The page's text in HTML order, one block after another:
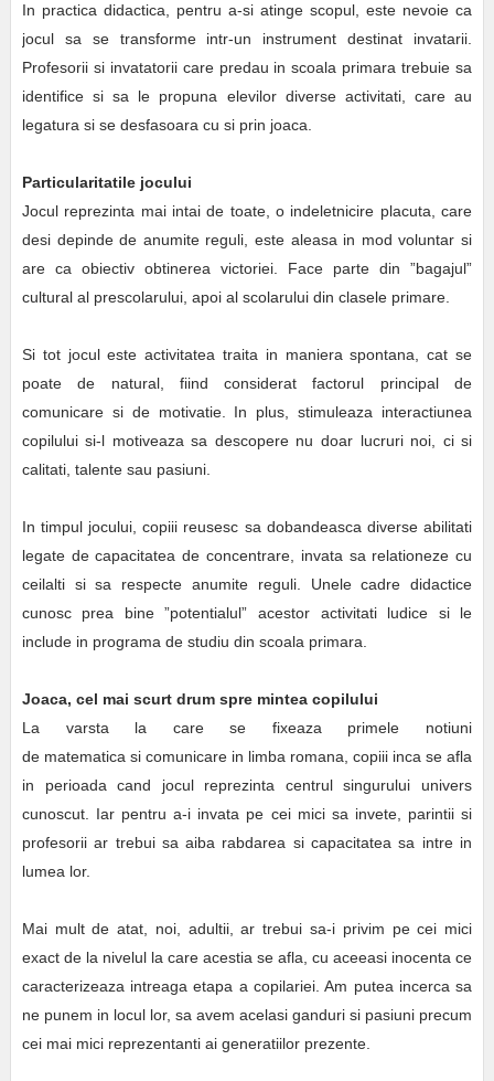
In practica didactica, pentru a-si atinge scopul, este nevoie ca
jocul sa se transforme intr-un instrument destinat invatarii.
Profesorii si invatatorii care predau in scoala primara trebuie sa
identifice si sa le propuna elevilor diverse activitati, care au
legatura si se desfasoara cu si prin joaca.
Particularitatile jocului
Jocul reprezinta mai intai de toate, o indeletnicire placuta, care
desi depinde de anumite reguli, este aleasa in mod voluntar si
are ca obiectiv obtinerea victoriei. Face parte din ”bagajul”
cultural al prescolarului, apoi al scolarului din clasele primare.
Si tot jocul este activitatea traita in maniera spontana, cat se
poate de natural, fiind considerat factorul principal de
comunicare si de motivatie. In plus, stimuleaza interactiunea
copilului si-l motiveaza sa descopere nu doar lucruri noi, ci si
calitati, talente sau pasiuni.
In timpul jocului, copiii reusesc sa dobandeasca diverse abilitati
legate de capacitatea de concentrare, invata sa relationeze cu
ceilalti si sa respecte anumite reguli. Unele cadre didactice
cunosc prea bine ”potentialul” acestor activitati ludice si le
include in programa de studiu din scoala primara.
Joaca, cel mai scurt drum spre mintea copilului
La varsta la care se fixeaza primele notiuni
de matematica si comunicare in limba romana, copiii inca se afla
in perioada cand jocul reprezinta centrul singurului univers
cunoscut. Iar pentru a-i invata pe cei mici sa invete, parintii si
profesorii ar trebui sa aiba rabdarea si capacitatea sa intre in
lumea lor.
Mai mult de atat, noi, adultii, ar trebui sa-i privim pe cei mici
exact de la nivelul la care acestia se afla, cu aceeasi inocenta ce
caracterizeaza intreaga etapa a copilariei. Am putea incerca sa
ne punem in locul lor, sa avem acelasi ganduri si pasiuni precum
cei mai mici reprezentanti ai generatiilor prezente.